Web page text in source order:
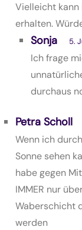
Vielleicht kann
erhalten.
Sonja 5.
Ich frage
durchaus
Petra Scholl
Wenn ich
Sonne sehen
habe gegen
IMMER nur
Waberschicht
werden